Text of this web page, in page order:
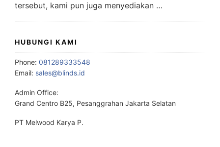
tersebut, kami pun juga menyediakan …
HUBUNGI KAMI
Phone: 081289333548
Email: sales@blinds.id
Admin Office:
Grand Centro B25, Pesanggrahan Jakarta Selatan
PT Melwood Karya P.